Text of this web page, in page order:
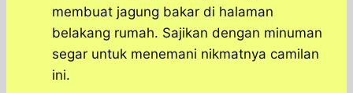
membuat jagung bakar di halaman
belakang rumah. Sajikan dengan minuman
segar untuk menemani nikmatnya camilan
ini.